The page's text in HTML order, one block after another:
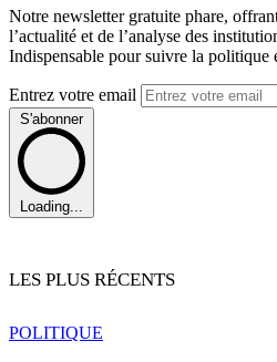
Notre newsletter gratuite phare,
l’actualité et de l’analyse des
Indispensable pour suivre la politique
Entrez votre email
S'abonner
Loading...
LES PLUS RÉCENTS
POLITIQUE